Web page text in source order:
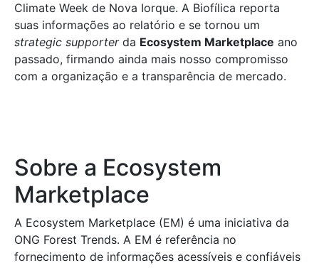
Climate Week de Nova Iorque. A Biofílica reporta
suas informações ao relatório e se tornou um
strategic supporter da Ecosystem Marketplace ano
passado, firmando ainda mais nosso compromisso
com a organização e a transparência de mercado.
Sobre a Ecosystem
Marketplace
A Ecosystem Marketplace (EM) é uma iniciativa da
ONG Forest Trends. A EM é referência no
fornecimento de informações acessíveis e confiáveis